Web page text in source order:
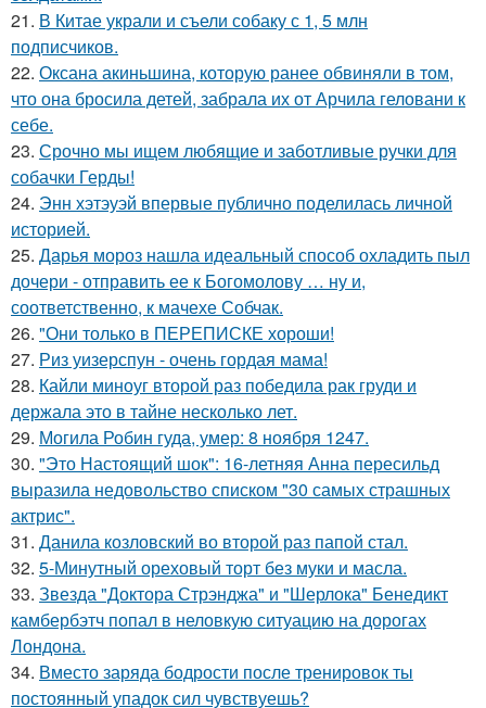
21. В Китае украли и съели собаку с 1, 5 млн
подписчиков.
22. Оксана акиньшина, которую ранее обвиняли в том,
что она бросила детей, забрала их от Арчила геловани к
себе.
23. Срочно мы ищем любящие и заботливые ручки для
собачки Герды!
24. Энн хэтэуэй впервые публично поделилась личной
историей.
25. Дарья мороз нашла идеальный способ охладить пыл
дочери - отправить ее к Богомолову … ну и,
соответственно, к мачехе Собчак.
26. "Они только в ПЕРЕПИСКЕ хороши!
27. Риз уизерспун - очень гордая мама!
28. Кайли миноуг второй раз победила рак груди и
держала это в тайне несколько лет.
29. Могила Робин гуда, умер: 8 ноября 1247.
30. "Это Настоящий шок": 16-летняя Анна пересильд
выразила недовольство списком "30 самых страшных
актрис".
31. Данила козловский во второй раз папой стал.
32. 5-Минутный ореховый торт без муки и масла.
33. Звезда "Доктора Стрэнджа" и "Шерлока" Бенедикт
камбербэтч попал в неловкую ситуацию на дорогах
Лондона.
34. Вместо заряда бодрости после тренировок ты
постоянный упадок сил чувствуешь?